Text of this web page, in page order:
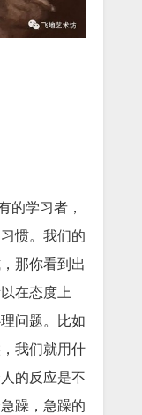
的学习者，
惯。我们的
那你看到出
在态度上
问题。比如
我们就用什
的反应是不
躁，急躁的